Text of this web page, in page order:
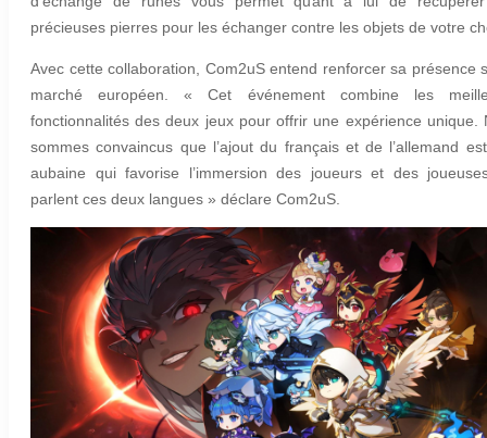
précieuses pierres pour les échanger contre les objets de votre
Avec cette collaboration, Com2uS entend renforcer sa présence
marché européen. « Cet événement combine les
fonctionnalités des deux jeux pour offrir une expérience unique.
sommes convaincus que l’ajout du français et de l’allemand
aubaine qui favorise l’immersion des joueurs et des
parlent ces deux langues » déclare Com2uS.